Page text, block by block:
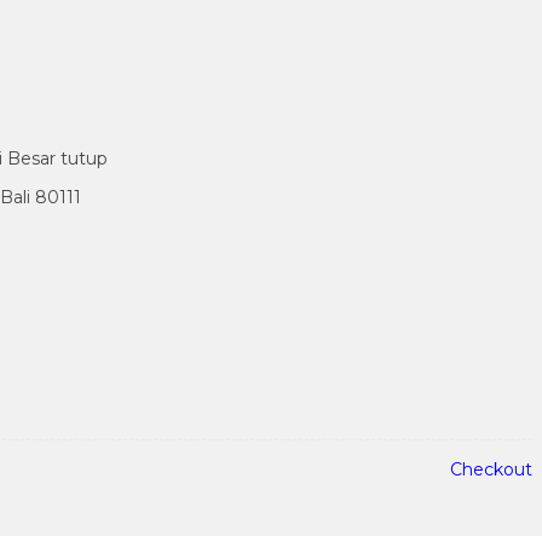
Besar tutup
80111
Checkout